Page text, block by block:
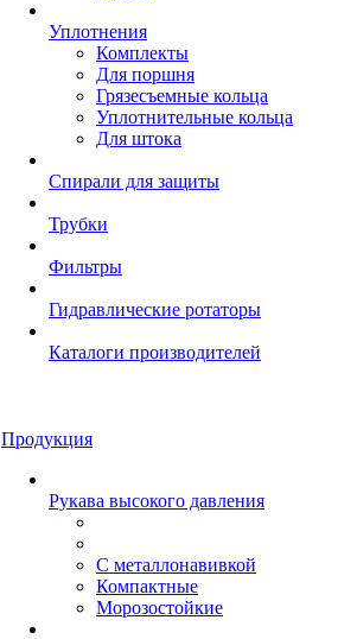
Уплотнения
Комплекты
Для поршня
Грязесъемные кольца
Уплотнительные кольца
Для штока
Спирали для защиты
Трубки
Фильтры
Гидравлические ротаторы
Каталоги производителей
Продукция
Рукава высокого давления
С металлонавивкой
Компактные
Морозостойкие